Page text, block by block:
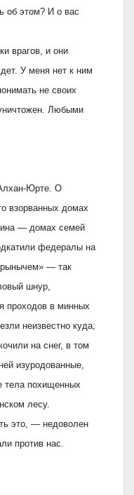
об этом? И о вас
врагов, и они
У меня нет к ним
не своих
Любыми
Юрте. О
взорванных домах
— домах семей
федералы на
— так
шнур,
проходов в минных
неизвестно куда;
на снег, в том
изуродованные,
тела похищенных
лесу.
это, — недоволен
против нас.